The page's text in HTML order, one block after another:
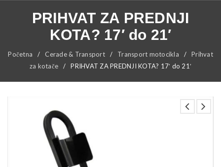
PRIHVAT ZA PREDNJI
KOTA? 17′ do 21′
Početna / Cerade & Transport / Transport motocikla /
Prihvat
za kotače
/ PRIHVAT ZA PREDNJI KOTA? 17′ do 21′